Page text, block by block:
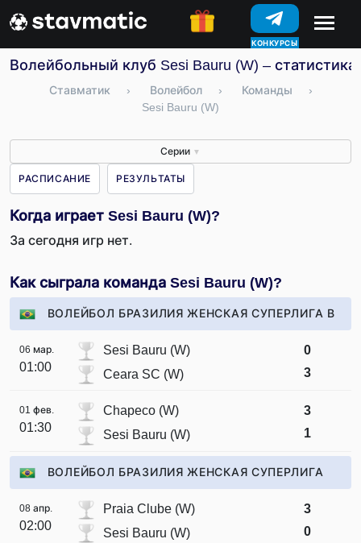
КОНКУРСЫ
Волейбольный клуб Sesi Bauru (W) –
Ставматик › Волейбол › Команды
›
Sesi Bauru (W)
Серии ▼
РАСПИСАНИЕ РЕЗУЛЬТАТЫ
Когда играет Sesi Bauru (W)?
За сегодня игр нет.
Как сыграла команда Sesi Bauru (W)?
ВОЛЕЙБОЛ БРАЗИЛИЯ ЖЕНСКАЯ СУПЕРЛИГА В
06 мар.
01:00
Sesi Bauru (W)
Ceara SC (W)
0
3
01 фев.
01:30
Chapeco (W)
Sesi Bauru (W)
3
1
ВОЛЕЙБОЛ БРАЗИЛИЯ ЖЕНСКАЯ СУПЕРЛИГА
08 апр.
02:00
Praia Clube (W)
Sesi Bauru (W)
3
0